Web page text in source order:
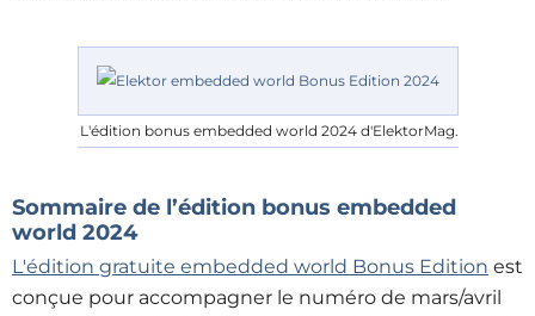
L'édition bonus embedded world 2024 d'ElektorMag.
Sommaire de l’édition bonus embedded
world 2024
L'édition gratuite embedded world Bonus Edition est
conçue pour accompagner le numéro de mars/avril